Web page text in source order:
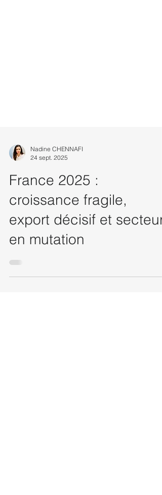
Nadine CHENNAFI
24 sept. 2025
France 2025 :
croissance fragile,
export décisif et secteurs
en mutation